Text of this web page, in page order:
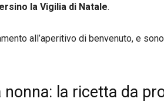
la Vigilia di Natale.
all’aperitivo di benvenuto, e
la ricetta da